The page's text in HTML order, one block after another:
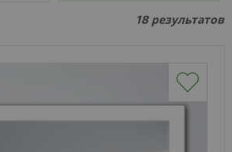
О
Доставка
Упаковка
18результатов